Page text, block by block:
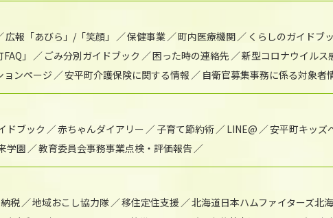
広報「あびら」/「笑顔」 保健事業 町内医療機関 くらしのガイドブ
」
ごみ分別ガイドブック 困った時の連絡先
新型コロナウイルス
ョンページ
安平町介護保険に関する情報 自衛官募集事務に係る対象者
ドブック 赤ちゃんダイアリー 子育て節約術 LINE@ 安平町キッズ
学園 教育委員会事務事業点検・評価報告
税 地域おこし協力隊 移住定住支援 北海道日本ハムファイターズ北